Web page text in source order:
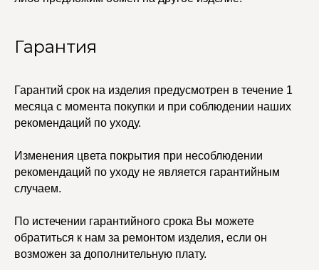
Гарантия
Гарантий срок на изделия предусмотрен в течение 1
месяца с момента покупки и при соблюдении наших
рекомендаций по уходу.
Изменения цвета покрытия при несоблюдении
рекомендаций по уходу не является гарантийным
случаем.
По истечении гарантийного срока Вы можете
обратиться к нам за ремонтом изделия, если он
возможен за дополнительную плату.